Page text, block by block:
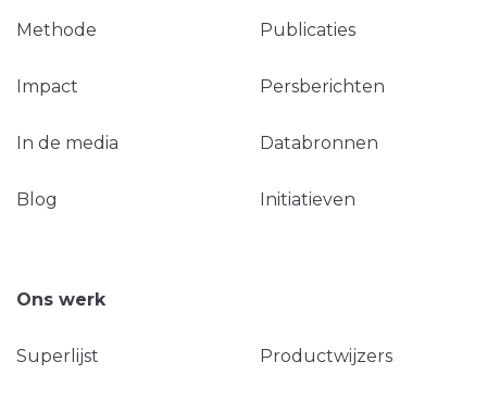
Methode Publicaties
Impact Persberichten
In de media Databronnen
Blog Initiatieven
Ons werk
Superlijst Productwijzers